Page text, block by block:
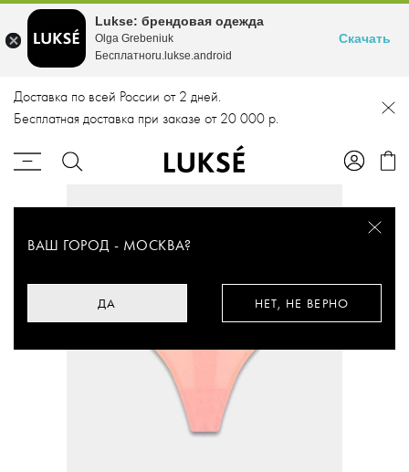
Доставка по всей России от 2 дней.
Бесплатная доставка при заказе от 20 000 р.
ВАШ ГОРОД - МОСКВА?
ДА НЕТ, НЕ ВЕРНО
Lukse: брендовая одежда
Olga Grebeniuk
Бесплатноru.lukse.android
Скачать